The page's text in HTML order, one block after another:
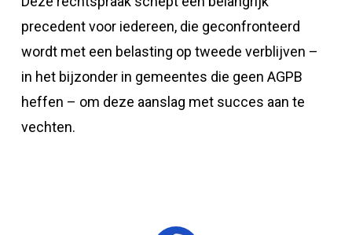
precedent voor iedereen, die geconfronteerd
wordt met een belasting op tweede verblijven –
in het bijzonder in gemeentes die geen AGPB
heffen – om deze aanslag met succes aan te
vechten.